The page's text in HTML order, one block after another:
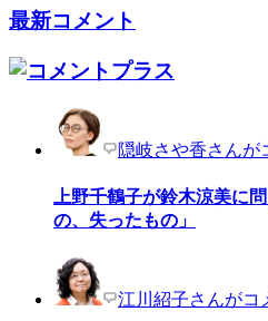
最新コメント
隠岐さや香さんが
上野千鶴子が鈴木涼美に
の、失ったもの」
江川紹子さんがコ